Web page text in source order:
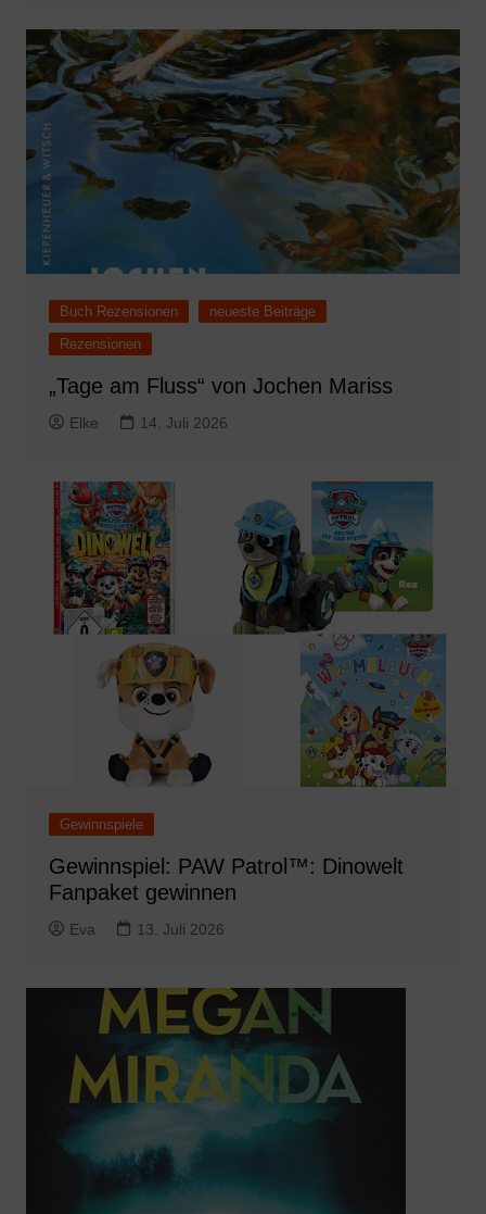
Buch Rezensionen
neueste Beiträge
Rezensionen
„Tage am Fluss“ von Jochen Mariss
Elke 14. Juli 2026
Gewinnspiele
Gewinnspiel: PAW Patrol™: Dinowelt
Fanpaket gewinnen
Eva 13. Juli 2026